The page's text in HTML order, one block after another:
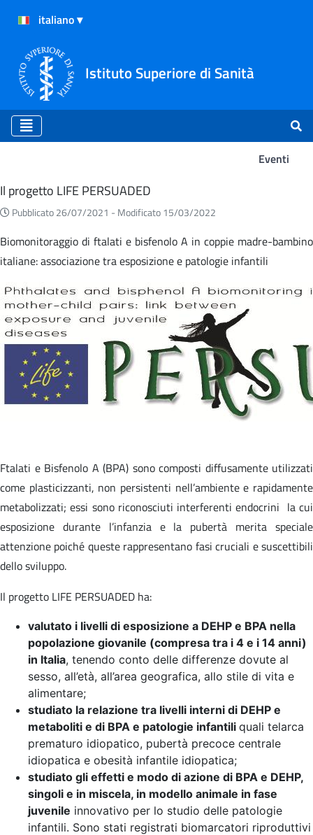
Istituto Superiore di Sanità
Eventi
Eventi
Il progetto LIFE PERSUADED
Pubblicato 26/07/2021 - Modificato 15/03/2022
Biomonitoraggio di ftalati e bisfenolo A in coppie madre-bambino
italiane: associazione tra esposizione e patologie infantili
Ftalati e Bisfenolo A (BPA) sono composti diffusamente utilizzati
come plasticizzanti, non persistenti nell’ambiente e rapidamente
metabolizzati; essi sono riconosciuti interferenti endocrini la cui
esposizione durante l’infanzia e la pubertà merita speciale
attenzione poiché queste rappresentano fasi cruciali e suscettibili
dello sviluppo.
Il progetto LIFE PERSUADED ha:
valutato i livelli di esposizione a DEHP e BPA nella
popolazione giovanile (compresa tra i 4 e i 14 anni)
in Italia, tenendo conto delle differenze dovute al
sesso, all’età, all’area geografica, allo stile di vita e
alimentare;
studiato la relazione tra livelli interni di DEHP e
metaboliti e di BPA e patologie infantili quali telarca
prematuro idiopatico, pubertà precoce centrale
idiopatica e obesità infantile idiopatica;
studiato gli effetti e modo di azione di BPA e DEHP,
singoli e in miscela, in modello animale in fase
juvenile innovativo per lo studio delle patologie
infantili. Sono stati registrati biomarcatori riproduttivi